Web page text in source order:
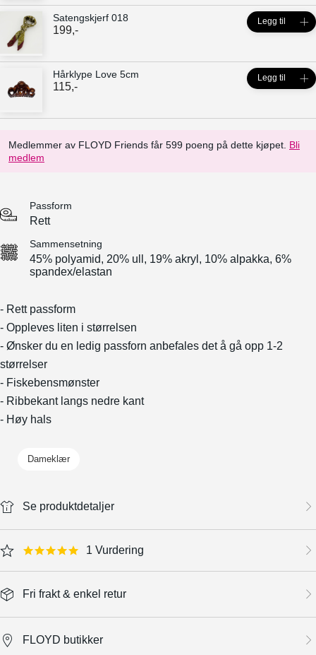
Medlemmer av FLOYD Friends får 599 poeng på dette kjøpet. Bli
medlem
Satengskjerf 018
199,-
Legg til
Hårklype Love 5cm
115,-
Legg til
Passform
Rett
Sammensetning
45% polyamid, 20% ull, 19% akryl, 10% alpakka, 6%
spandex/elastan
- Rett passform
- Oppleves liten i størrelsen
- Ønsker du en ledig passforn anbefales det å gå opp 1-2
størrelser
- Fiskebensmønster
- Ribbekant langs nedre kant
- Høy hals
Dameklær
Se produktdetaljer
5.0 star rating 1 Vurdering
Fri frakt & enkel retur
FLOYD butikker